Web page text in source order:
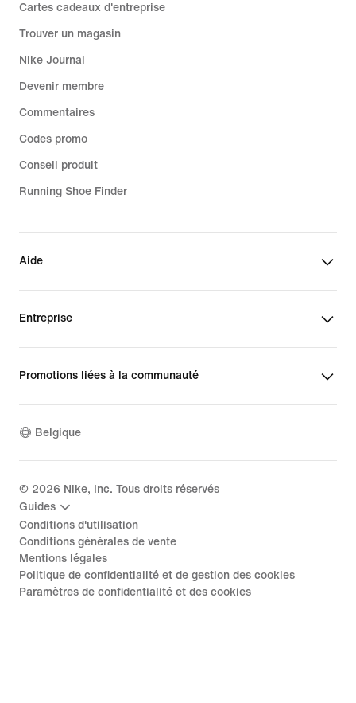
Cartes cadeaux d'entreprise
Trouver un magasin
Nike Journal
Devenir membre
Commentaires
Codes promo
Conseil produit
Running Shoe Finder
Aide
Entreprise
Promotions liées à la communauté
Belgique
© 2026 Nike, Inc. Tous droits réservés
Guides
Conditions d'utilisation
Conditions générales de vente
Mentions légales
Politique de confidentialité et de gestion des cookies
Paramètres de confidentialité et des cookies